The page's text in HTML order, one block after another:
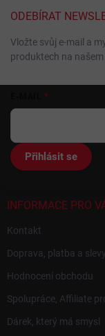
ODEBÍRAT
Vložte svůj e-mail a
produktech na našem
Přihlásit se
INFORMACE PRO
Kontakt
Doprava, platba a slevy
Hodnocení obchodu
Spolupráce, Affiliate
Dárek, který má smysl